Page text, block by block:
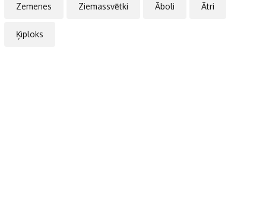
Zemenes Ziemassvētki Āboli Ātri
Ķiploks